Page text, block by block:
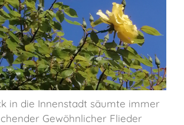
in die Innenstadt säumte immer
Gewöhnlicher Flieder